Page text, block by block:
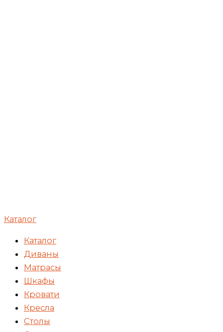
Каталог
Каталог
Диваны
Матрасы
Шкафы
Кровати
Кресла
Столы